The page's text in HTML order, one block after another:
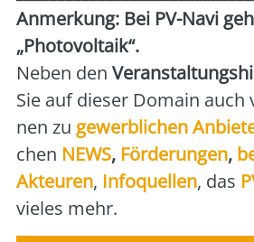
Anmer­kung: Bei PV-Navi
„Pho­to­vol­ta­ik“.
Neben den
Sie auf die­ser Domain
nen zu gewerb­li­chen
chen NEWS, För­de­run­gen,
Akteu­ren, Info­quel­len, das
vie­les mehr.